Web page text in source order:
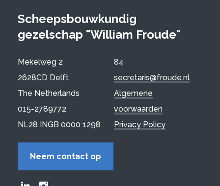
Scheepsbouwkundig
gezelschap "William Froude"
Mekelweg 2
2628CD Delft
The Netherlands
015-2789772
NL28 INGB 0000 1298
84
secretaris@froude.nl
Algemene
voorwaarden
Privacy Policy
Neem contact op